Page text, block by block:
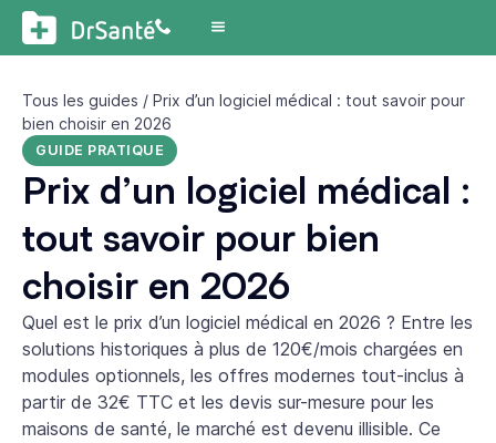
Tous les guides / Prix d’un logiciel médical : tout savoir pour
bien choisir en 2026
GUIDE PRATIQUE
Prix d’un logiciel médical :
tout savoir pour bien
choisir en 2026
Quel est le prix d’un logiciel médical en 2026 ? Entre les
solutions historiques à plus de 120€/mois chargées en
modules optionnels, les offres modernes tout-inclus à
partir de 32€ TTC et les devis sur-mesure pour les
maisons de santé, le marché est devenu illisible. Ce